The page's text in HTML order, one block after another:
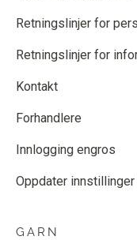
Retningslinjer for
Retningslinjer for
Kontakt
Forhandlere
Innlogging engros
Oppdater
GARN